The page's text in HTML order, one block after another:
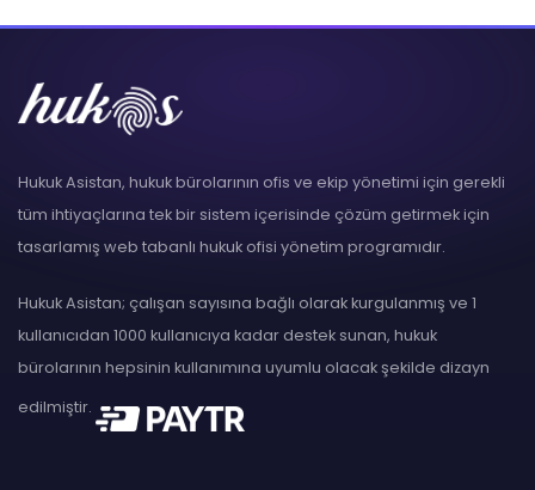
Hukuk Asistan, hukuk bürolarının ofis ve ekip yönetimi için gerekli
tüm ihtiyaçlarına tek bir sistem içerisinde çözüm getirmek için
tasarlamış web tabanlı hukuk ofisi yönetim programıdır.
Hukuk Asistan; çalışan sayısına bağlı olarak kurgulanmış ve 1
kullanıcıdan 1000 kullanıcıya kadar destek sunan, hukuk
bürolarının hepsinin kullanımına uyumlu olacak şekilde dizayn
edilmiştir.